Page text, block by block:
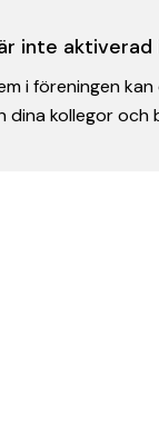
inte aktiverad
i föreningen
dina kollegor och